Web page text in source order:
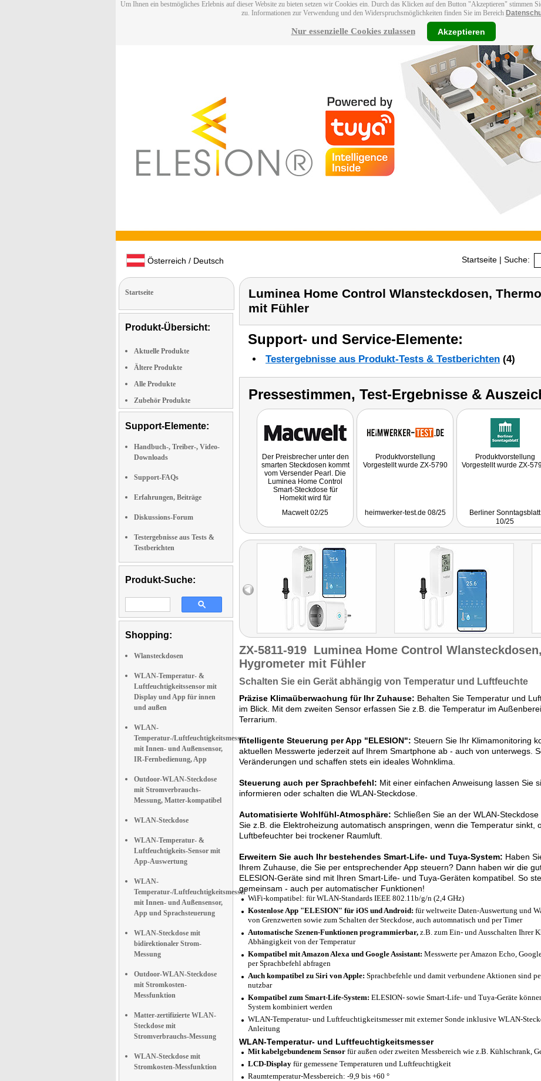
Um Ihnen ein bestmögliches Erlebnis auf dieser Website zu bieten setzen wir Cookies ein. Durch das Klicken auf den Button "Akzeptieren" stimmen
zu. Informationen zur Verwendung und den Widerspruchsmöglichkeiten finden Sie im Bereich
Nur essenzielle Cookies zulassen Akzeptieren
Österreich / Deutsch Startseite | Suche:
Startseite
Produkt-Übersicht:
Aktuelle Produkte
Ältere Produkte
Alle Produkte
Zubehör Produkte
Support-Elemente:
Handbuch-, Treiber-, Video-
Downloads
Support-FAQs
Erfahrungen, Beiträge
Diskussions-Forum
Testergebnisse aus Tests &
Testberichten
Produkt-Suche:
Shopping:
Wlansteckdosen
WLAN-Temperatur- &
Luftfeuchtigkeitssensor mit
Display und App für innen
und außen
WLAN-
Temperatur-/Luftfeuchtigkeitsmesser
mit Innen- und Außensensor,
IR-Fernbedienung, App
Outdoor-WLAN-Steckdose
mit Stromverbrauchs-
Messung, Matter-kompatibel
WLAN-Steckdose
WLAN-Temperatur- &
Luftfeuchtigkeits-Sensor mit
App-Auswertung
WLAN-
Temperatur-/Luftfeuchtigkeitsmesser
mit Innen- und Außensensor,
App und Sprachsteuerung
WLAN-Steckdose mit
bidirektionaler Strom-
Messung
Outdoor-WLAN-Steckdose
mit Stromkosten-
Messfunktion
Matter-zertifizierte WLAN-
Steckdose mit
Stromverbrauchs-Messung
WLAN-Steckdose mit
Stromkosten-Messfunktion
Luminea Home Control Wlansteckdosen,
mit Fühler
Support- und Service-Elemente:
Testergebnisse aus Produkt-Tests & Testberichten (4)
Pressestimmen, Test-Ergebnisse &
Der Preisbrecher unter den
smarten Steckdosen kommt
vom Versender Pearl. Die
Luminea Home Control
Smart-Steckdose für
Homekit wird für
angeboten. Trotzdem hat
ist: einen großen Ein/Aus-
Schalter und satte 3.680
Watt Belastbarkeit.
Getestet wurde ZX-5600.
Macwelt 02/25
Produktvorstellung
Vorgestellt wurde ZX-5790
heimwerker-test.de 08/25
Produktvorstellung
Vorgestellt wurde ZX-
Berliner Sonntagsblatt
10/25
ZX-5811-919 Luminea Home Control
Hygrometer mit Fühler
Schalten Sie ein Gerät abhängig von Temperatur und Luftfeuchte
Präzise Klimaüberwachung für Ihr Zuhause: Behalten Sie Temperatur und
im Blick. Mit dem zweiten Sensor erfassen Sie z.B. die Temperatur im
Terrarium.
Intelligente Steuerung per App "ELESION": Steuern Sie Ihr Klimamonitoring
aktuellen Messwerte jederzeit auf Ihrem Smartphone ab - auch von unterwegs.
Veränderungen und schaffen stets ein ideales Wohnklima.
Steuerung auch per Sprachbefehl: Mit einer einfachen Anweisung lassen Sie
informieren oder schalten die WLAN-Steckdose.
Automatisierte Wohlfühl-Atmosphäre: Schließen Sie an der WLAN-
Sie z.B. die Elektroheizung automatisch anspringen, wenn die Temperatur sinkt,
Luftbefeuchter bei trockener Raumluft.
Erweitern Sie auch Ihr bestehendes Smart-Life- und Tuya-System: Haben
Ihrem Zuhause, die Sie per entsprechender App steuern? Dann haben wir die
ELESION-Geräte sind mit Ihren Smart-Life- und Tuya-Geräten kompatibel. So
gemeinsam - auch per automatischer Funktionen!
WiFi-kompatibel: für WLAN-Standards IEEE 802.11b/g/n (2,4 GHz)
Kostenlose App "ELESION" für iOS und Android: für weltweite Daten-Auswertung und
von Grenzwerten sowie zum Schalten der Steckdose, auch automnatisch und per Timer
Automatische Szenen-Funktionen programmierbar, z.B. zum Ein- und Ausschalten Ihrer
Abhängigkeit von der Temperatur
Kompatibel mit Amazon Alexa und Google Assistant: Messwerte per Amazon Echo,
per Sprachbefehl abfragen
Auch kompatibel zu Siri von Apple: Sprachbefehle und damit verbundene Aktionen sind
nutzbar
Kompatibel zum Smart-Life-System: ELESION- sowie Smart-Life- und Tuya-Geräte
System kombiniert werden
WLAN-Temperatur- und Luftfeuchtigkeitsmesser mit externer Sonde inklusive WLAN-
Anleitung
WLAN-Temperatur- und Luftfeuchtigkeitsmesser
Mit kabelgebundenem Sensor für außen oder zweiten Messbereich wie z.B. Kühlschrank,
LCD-Display für gemessene Temperaturen und Luftfeuchtigkeit
Raumtemperatur-Messbereich: -9,9 bis +60 °